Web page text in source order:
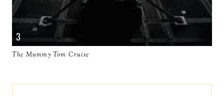
The Mummy Tom Cruise